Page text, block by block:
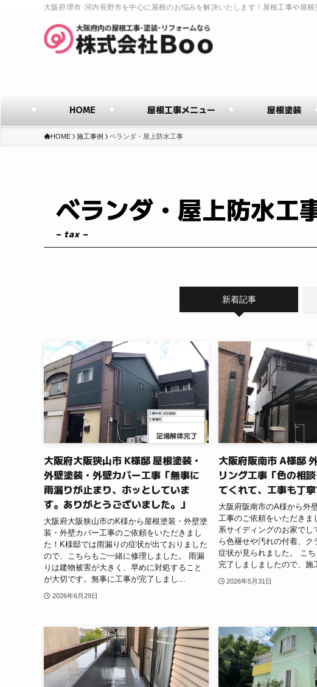
大阪府堺市･河内長野市を中心に屋根のお悩みを解決いたします！屋根工事や屋根
HOME 屋根工事メニュー 屋根塗装
HOME 施工事例 ベランダ・屋上防水工事
ベランダ・屋上防水工
– tax –
新着記事
大阪府大阪狭山市 K様邸 屋根塗装・
外壁塗装・外壁カバー工事「無事に
雨漏りが止まり、ホッとしていま
す。ありがとうございました。」
大阪府大阪狭山市のK様から屋根塗装・外壁塗
装・外壁カバー工事のご依頼をいただきまし
た！K様邸では雨漏りの症状が出ておりました
ので、こちらもご一緒に修理しました。 雨漏
りは建物被害が大きく、早めに対処すること
が大切です。無事に工事が完了しまし...
2026年6月29日
大阪府阪南市 A様邸
リング工事「色の相
てくれて、工事も丁寧
大阪府阪南市のA様から外
工事のご依頼をいただきま
系サイディングのお家でし
ら色褪せや汚れの付着、ク
症状が見られました。 こ
完了しましましたので、施
2026年5月31日